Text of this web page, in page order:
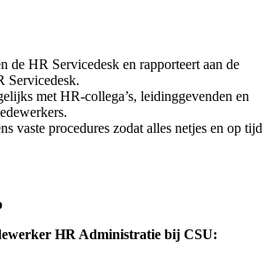
de HR Servicedesk en rapporteert aan de
Servicedesk.
met HR‑collega’s, leidinggevenden en
vaste procedures zodat alles netjes en op tijd
HR Administratie bij CSU: